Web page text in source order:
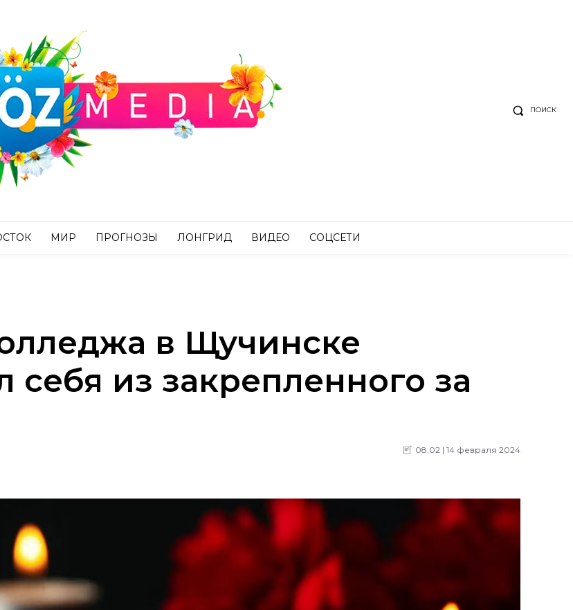
ПОИСК
МИР ПРОГНОЗЫ ЛОНГРИД ВИДЕО СОЦСЕТИ
в Щучинске
себя из закрепленного за
08:02 | 14 февраля 2024